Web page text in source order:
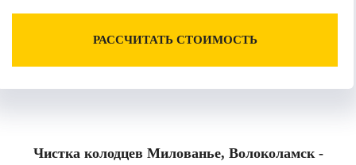
РАССЧИТАТЬ СТОИМОСТЬ
Чистка колодцев Милованье, Волоколамск -